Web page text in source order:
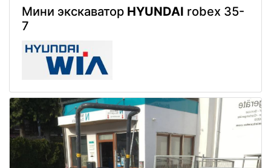
Мини экскаватор HYUNDAI robex 35-
7